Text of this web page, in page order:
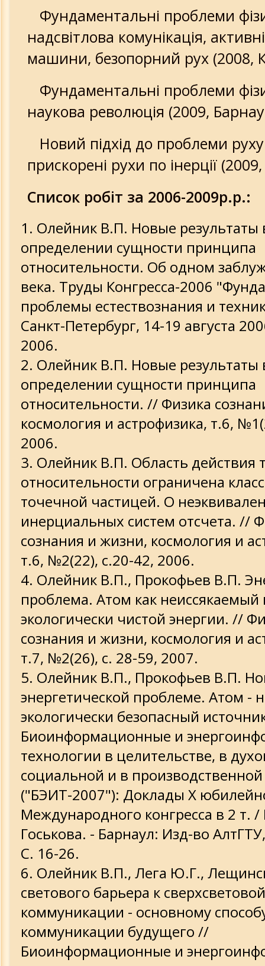
Фундаментальні проблеми
надсвітлова комунікація,
машини, безопорний рух (2008,
Фундаментальні проблеми
наукова революція (2009,
Новий підхід до проблеми
прискорені рухи по інерції
Список робіт за 2006-2009р.р.:
Олейник В.П. Новые результаты
определении сущности принципа
относительности. Об одном
века. Труды Конгресса-2006
проблемы естествознания и
Санкт-Петербург, 14-19 августа
2006.
Олейник В.П. Новые результаты
определении сущности принципа
относительности. // Физика
космология и астрофизика, т.6,
2006.
Олейник В.П. Область действия
относительности ограничена
точечной частицей. О
инерциальных систем отсчета. //
сознания и жизни, космология и
т.6, №2(22), с.20-42, 2006.
Олейник В.П., Прокофьев В.П.
проблема. Атом как неиссякаемый
экологически чистой энергии. //
сознания и жизни, космология и
т.7, №2(26), с. 28-59, 2007.
Олейник В.П., Прокофьев В.П.
энергетической проблеме. Атом -
экологически безопасный
Биоинформационные и
технологии в целительстве, в
социальной и в
("БЭИТ-2007"): Доклады Х
Международного конгресса в 2 т.
Госькова. - Барнаул: Изд-во
С. 16-26.
Олейник В.П., Лега Ю.Г.,
светового барьера к сверхсветовой
коммуникации - основному
коммуникации будущего //
Биоинформационные и